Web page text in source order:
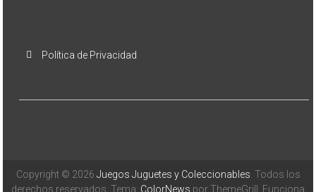
Política de Privacidad
Copyright © 2026 Juegos Juguetes y Coleccionables . Todos los
derechos reservados. Tema: ColorNews por ThemeGrill. Funciona